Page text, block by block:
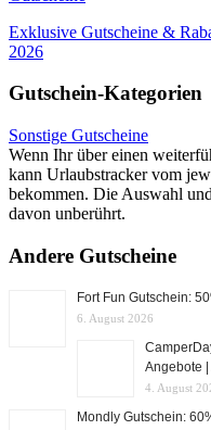
Exklusive Gutscheine &
2026
Gutschein-Kategorien
Sonstige Gutscheine
Wenn Ihr über einen
kann Urlaubstracker vom
bekommen. Die Auswahl
davon unberührt.
Andere Gutscheine
Fort Fun Gutschein:
6. August 2026
Angebote
4. August
Mondly Gutschein: